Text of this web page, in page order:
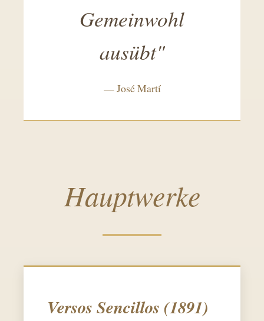
Gemeinwohl
ausübt"
— José Martí
Hauptwerke
Versos Sencillos (1891)